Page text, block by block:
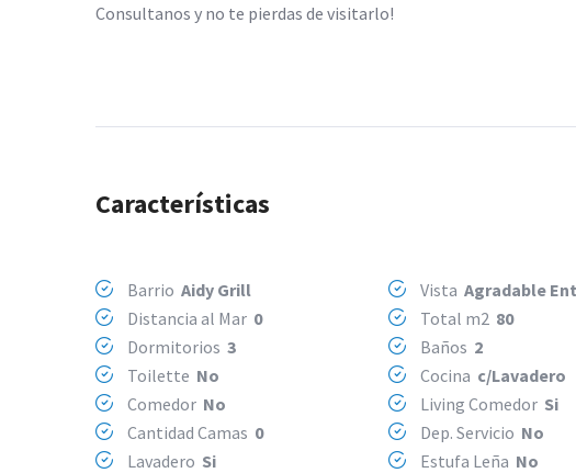
Consultanos y no te pierdas de visitarlo!
Características
Barrio Aidy Grill Vista Agradable
Distancia al Mar 0 Total m2 80
Dormitorios 3 Baños 2
Toilette No Cocina c/Lavadero
Comedor No Living Comedor Si
Cantidad Camas 0 Dep. Servicio No
Lavadero Si Estufa Leña No